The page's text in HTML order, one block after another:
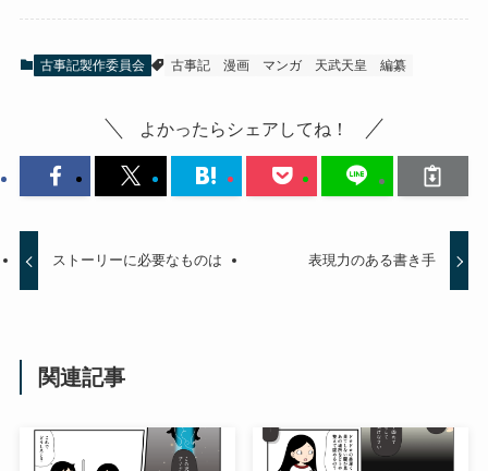
古事記製作委員会 古事記 漫画 マンガ 天武天皇 編纂
よかったらシェアしてね！
ストーリーに必要なものは 表現力のある書き手
関連記事